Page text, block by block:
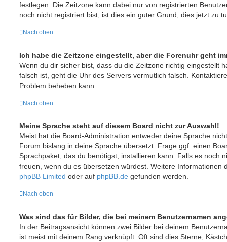
festlegen. Die Zeitzone kann dabei nur von registrierten
noch nicht registriert bist, ist dies ein guter Grund, dies jetzt zu
Nach oben
Ich habe die Zeitzone eingestellt, aber die Forenuhr geht
Wenn du dir sicher bist, dass du die Zeitzone richtig eingestellt
falsch ist, geht die Uhr des Servers vermutlich falsch.
Problem beheben kann.
Nach oben
Meine Sprache steht auf diesem Board nicht zur Auswahl!
Meist hat die Board-Administration entweder deine Sprache
Forum bislang in deine Sprache übersetzt. Frage ggf. einen
Sprachpaket, das du benötigst, installieren kann. Falls es noch
freuen, wenn du es übersetzen würdest. Weitere Informationen
phpBB Limited oder auf phpBB.de gefunden werden.
Nach oben
Was sind das für Bilder, die bei meinem Benutzernamen
In der Beitragsansicht können zwei Bilder bei deinem
ist meist mit deinem Rang verknüpft: Oft sind dies Sterne,